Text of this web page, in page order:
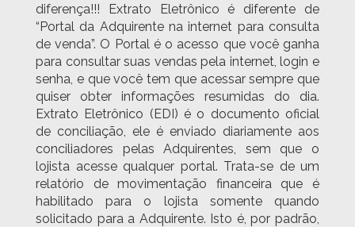
diferença!!! Extrato Eletrônico é diferente de
“Portal da Adquirente na internet para consulta
de venda”. O Portal é o acesso que você ganha
para consultar suas vendas pela internet, login e
senha, e que você tem que acessar sempre que
quiser obter informações resumidas do dia.
Extrato Eletrônico (EDI) é o documento oficial
de conciliação, ele é enviado diariamente aos
conciliadores pelas Adquirentes, sem que o
lojista acesse qualquer portal. Trata-se de um
relatório de movimentação financeira que é
habilitado para o lojista somente quando
solicitado para a Adquirente. Isto é, por padrão,